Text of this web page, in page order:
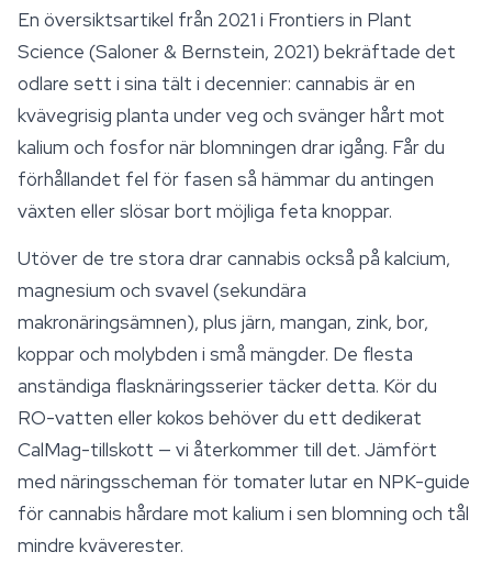
En översiktsartikel från 2021 i Frontiers in Plant
Science (Saloner & Bernstein, 2021) bekräftade det
odlare sett i sina tält i decennier: cannabis är en
kvävegrisig planta under veg och svänger hårt mot
kalium och fosfor när blomningen drar igång. Får du
förhållandet fel för fasen så hämmar du antingen
växten eller slösar bort möjliga feta knoppar.
Utöver de tre stora drar cannabis också på kalcium,
magnesium och svavel (sekundära
makronäringsämnen), plus järn, mangan, zink, bor,
koppar och molybden i små mängder. De flesta
anständiga flasknäringsserier täcker detta. Kör du
RO-vatten eller kokos behöver du ett dedikerat
CalMag-tillskott — vi återkommer till det. Jämfört
med näringsscheman för tomater lutar en NPK-guide
för cannabis hårdare mot kalium i sen blomning och tål
mindre kväverester.